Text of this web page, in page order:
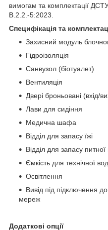
вимогам та комплектації
В.2.2.-5:2023.
Специфікація та
Захисний модуль
Гідроізоляція
Санвузол (біотуалет)
Вентиляція
Двері броньовані (вхід/
Лави для сидіння
Медична шафа
Відділ для запасу їжі
Відділ для запасу питної
Ємкість для технічної
Освітлення
Вивід під підключення
мереж
Додаткові опції